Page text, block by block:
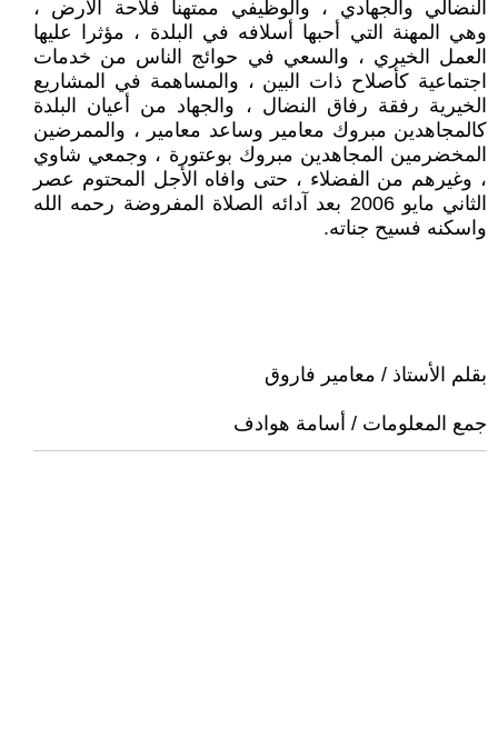
النضالي والجهادي ، والوظيفي ممتهنا فلاحة الأرض ،
وهي المهنة التي أحبها أسلافه في البلدة ، مؤثرا عليها
العمل الخيري ، والسعي في حوائج الناس من خدمات
اجتماعية كأصلاح ذات البين ، والمساهمة في المشاريع
الخيرية رفقة رفاق النضال ، والجهاد من أعيان البلدة
كالمجاهدين مبروك معامير وساعد معامير ، والممرضين
المخضرمين المجاهدين مبروك بوعتورة ، وجمعي شاوي
، وغيرهم من الفضلاء ، حتى وافاه الأجل المحتوم عصر
الثاني مايو 2006 بعد آدائه الصلاة المفروضة رحمه الله
واسكنه فسيح جناته.
بقلم الأستاذ / معامير فاروق
جمع المعلومات / أسامة هوادف